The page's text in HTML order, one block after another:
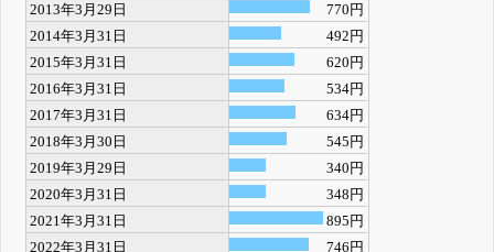
2013年3月29日
770円
2014年3月31日
492円
2015年3月31日
620円
2016年3月31日
534円
2017年3月31日
634円
2018年3月30日
545円
2019年3月29日
340円
2020年3月31日
348円
2021年3月31日
895円
2022年3月31日
746円